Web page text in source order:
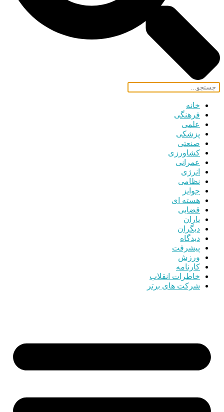
خانه
فرهنگی
علمی
پزشکی
صنعتی
کشاورزی
عمرانی
انرژی
نظامی
جوایز
هسته ای
قضایی
یاران
دیگران
دیدگاه
پیشرفت
ورزش
کارنامه
خاطرات انقلاب
شرکت های برتر